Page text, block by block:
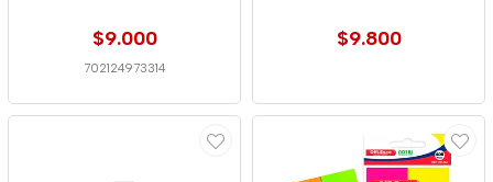
$9.000
702124973314
$9.800